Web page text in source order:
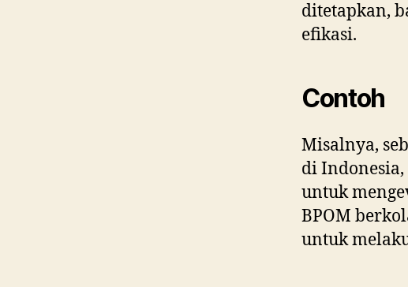
ditetapkan,
efikasi.
Contoh
Misalnya,
di
untuk
BPOM
untuk